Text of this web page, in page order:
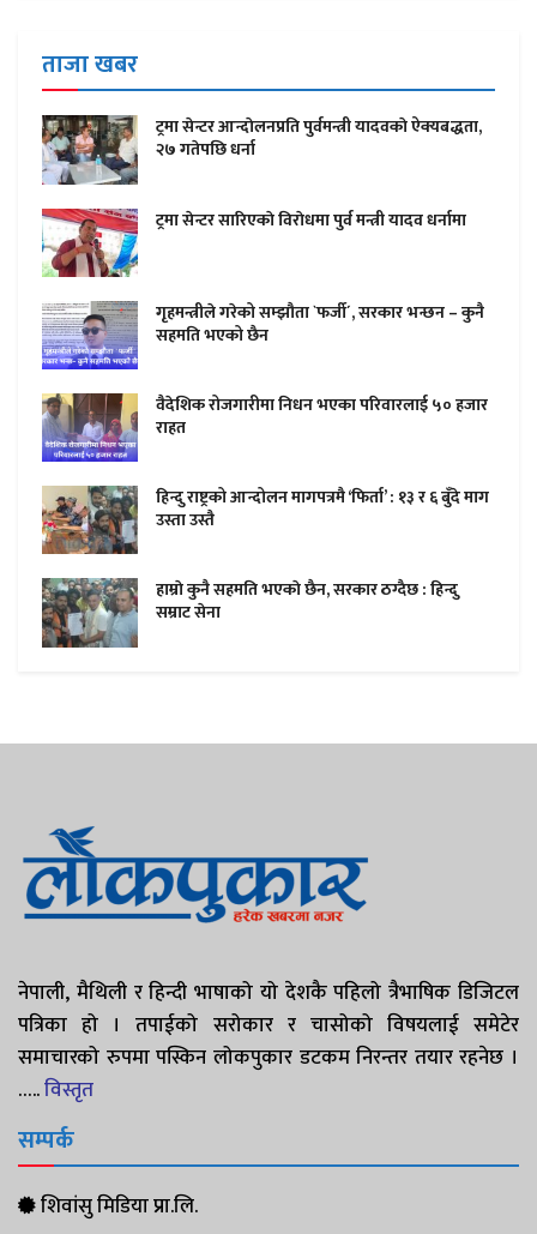
ताजा खबर
ट्रमा सेन्टर आन्दाेलनप्रति पुर्वमन्त्री यादवकाे ऐक्यबद्धता,
२७ गतेपछि धर्ना
ट्रमा सेन्टर सारिएकाे विराेधमा पुर्व मन्त्री यादव धर्नामा
गृहमन्त्रीले गरेको सम्झौता `फर्जी´, सरकार भन्छन – कुनै
सहमति भएको छैन
वैदेशिक रोजगारीमा निधन भएका परिवारलाई ५० हजार
राहत
हिन्दु राष्ट्रको आन्दोलन मागपत्रमै ‘फिर्ता’ : १३ र ६ बुँदे माग
उस्ता उस्तै
हाम्राे कुनै सहमति भएकाे छैन, सरकार ठग्दैछ : हिन्दु
सम्राट सेना
नेपाली, मैथिली र हिन्दी भाषाको यो देशकै पहिलो त्रैभाषिक डिजिटल
पत्रिका हो । तपाईको सरोकार र चासोको विषयलाई समेटेर
समाचारको रुपमा पस्किन लोकपुकार डटकम निरन्तर तयार रहनेछ ।
…..विस्तृत
सम्पर्क
शिवांसु मिडिया प्रा.लि.